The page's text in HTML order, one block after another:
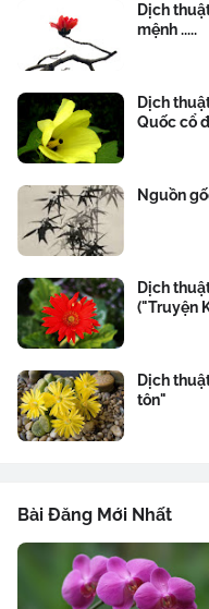
Dịch
mệnh .....
Dịch
Quốc cổ
Nguồn
Dịch
("Truyện
Dịch
tôn"
Bài Đăng Mới Nhất